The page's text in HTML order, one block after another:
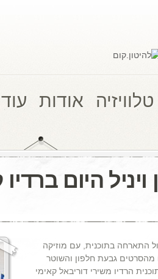
טלוויזיה אודות
התארחה בתוכנית, עם מוזיקה
מהסרטים גבעת חלפון והשוטר
הרדיו משירי דוריבאל קאימי